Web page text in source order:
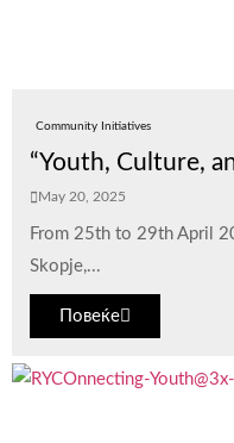
Community Initiatives
“Youth, Culture,
May 20, 2025
From 25th to 29th April
Skopje,...
Повеќе